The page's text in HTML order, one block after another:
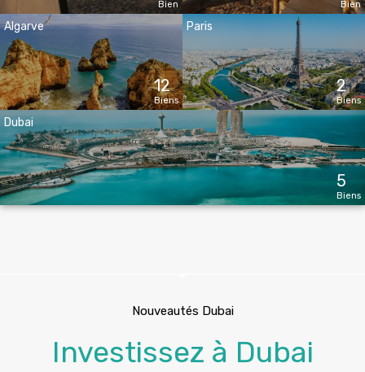
Bien Bien
Algarve
12
Biens
Paris
2
Biens
Dubai
5
Biens
Nouveautés Dubai
Investissez à Dubai